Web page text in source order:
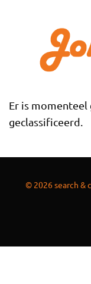
Er is
geclassificeerd.
© 2026 search &